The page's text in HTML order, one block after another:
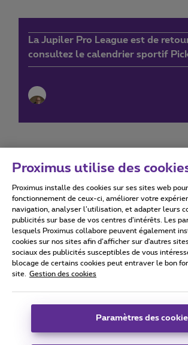
La Jupiler Pro League est de
consultez le calendrier sportif
Conditions d'utilisation Accessibility
Tous droits réservés. © 2026 Proximus
Conditions générales, info consommateur
Coordonnées de l’entreprise
Boulevard du Roi Albert II 27 - B-1030
Proximus utilise des
Proximus installe des cookies sur ses sites web
fonctionnement de ceux-ci, améliorer votre
navigation, analyser l’utilisation, et adapter leurs
publicités sur base de vos centres d’intérêts. Les
lesquels Proximus collabore peuvent également
cookies sur nos sites afin d’afficher sur d'autres
sociaux des publicités susceptibles de vous
blocage de certains cookies peut entraver le bon
site.
Gestion des cookies
Paramètres des